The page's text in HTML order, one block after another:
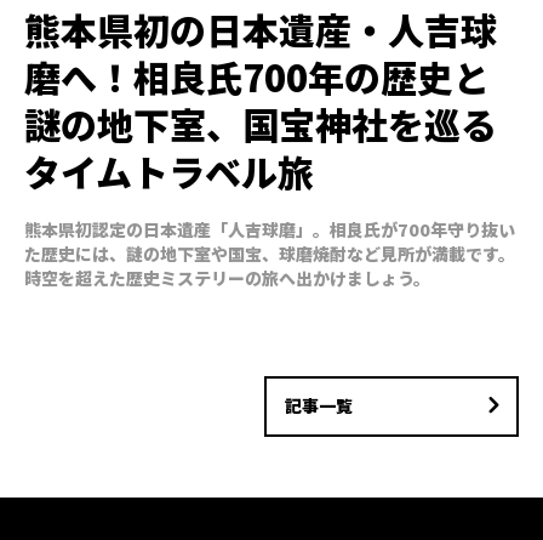
熊本県初の日本遺産・人吉球
磨へ！相良氏700年の歴史と
謎の地下室、国宝神社を巡る
タイムトラベル旅
熊本県初認定の日本遺産「人吉球磨」。相良氏が700年守り抜い
た歴史には、謎の地下室や国宝、球磨焼酎など見所が満載です。
時空を超えた歴史ミステリーの旅へ出かけましょう。
記事一覧